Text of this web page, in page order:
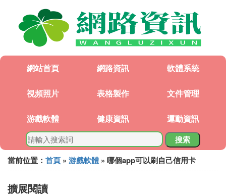
網站首頁 網路資訊 軟體系統
視頻照片 表格製作 文件管理
游戲軟體 健康資訊 運動資訊
搜索
當前位置： 首頁 » 游戲軟體 » 哪個app可以刷自己信用卡
擴展閱讀